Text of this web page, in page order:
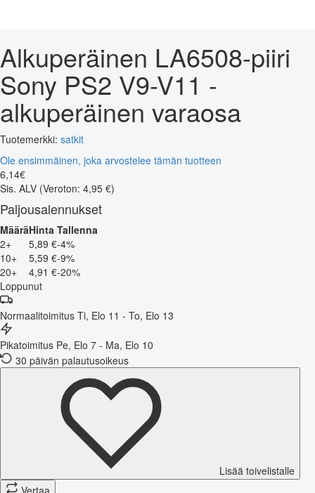
Alkuperäinen LA6508-piiri
Sony PS2 V9-V11 -
alkuperäinen varaosa
Tuotemerkki: satkit
Ole ensimmäinen, joka arvostelee tämän tuotteen
6,14€
Sis. ALV (Veroton: 4,95 €)
Paljousalennukset
MääräHinta Tallenna
2+
5,89 €-4%
10+
5,59 €-9%
20+
4,91 €-20%
Loppunut
Normaalitoimitus Ti, Elo 11 - To, Elo 13
Pikatoimitus Pe, Elo 7 - Ma, Elo 10
30 päivän palautusoikeus
Lisää toivelistalle